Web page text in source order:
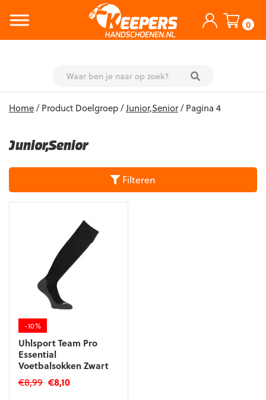
0
Home/ Product Doelgroep /Junior,Senior/ Pagina 4
Junior,Senior
Filteren
-10%
Uhlsport Team Pro
Essential
Voetbalsokken Zwart
€8,99 Oorspronkelijke
€8,10Huidige